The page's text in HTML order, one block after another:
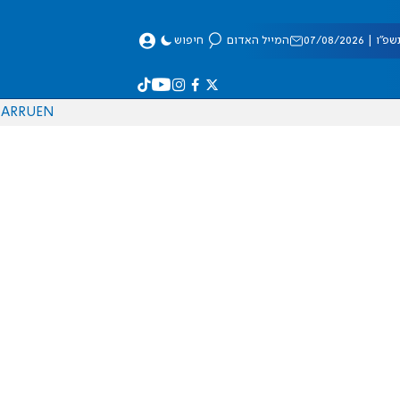
08/2026 המייל האדום חיפוש
EN
RU
AR